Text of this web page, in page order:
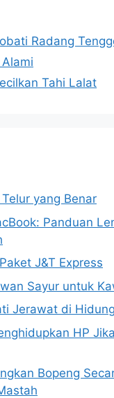
Radang
Tahi Lalat
yang Benar
Panduan
J&T Express
Sayur untuk
Jerawat di Hidung
HP
Bopeng